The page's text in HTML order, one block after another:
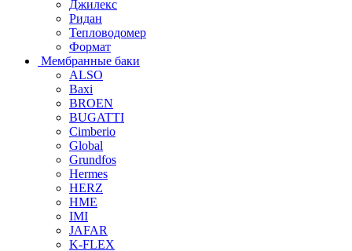
Джилекс
Ридан
Тепловодомер
Формат
Мембранные баки
ALSO
Baxi
BROEN
BUGATTI
Cimberio
Global
Grundfos
Hermes
HERZ
HME
IMI
JAFAR
K-FLEX